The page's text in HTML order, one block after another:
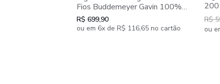
Fios Buddemeyer Gavin 100%
Algodão Penteado Estampado 4
peças
R$ 699,90
ou em 6x de R$ 116,65 no cartão
200
R$
ou